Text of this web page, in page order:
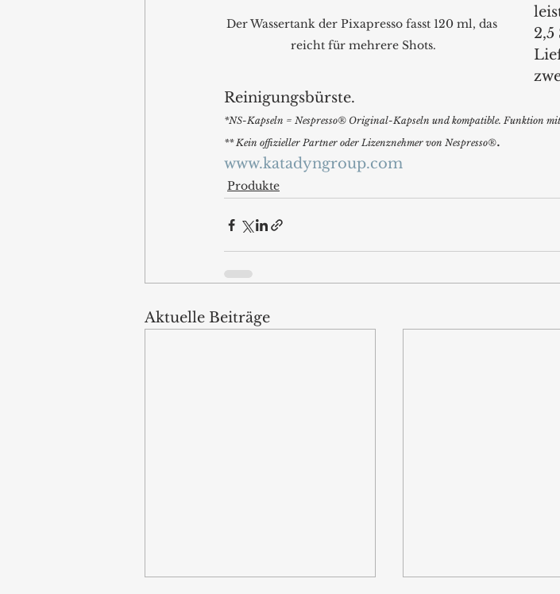
Der Wassertank der Pixapresso fasst 120 ml, das
reicht für mehrere Shots.
Reinigungsbürste.
*NS-Kapseln = Nespresso® Original-Kapseln und kompatible. Funktion
** Kein offizieller Partner oder Lizenznehmer von Nespresso®.
www.katadyngroup.com
Produkte
Aktuelle Beiträge